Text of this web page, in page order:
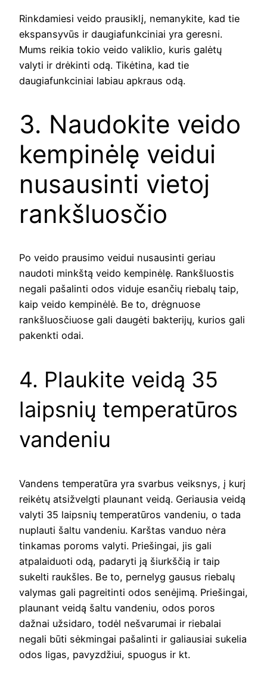
Rinkdamiesi veido prausiklį, nemanykite, kad tie
ekspansyvūs ir daugiafunkciniai yra geresni.
Mums reikia tokio veido valiklio, kuris galėtų
valyti ir drėkinti odą. Tikėtina, kad tie
daugiafunkciniai labiau apkraus odą.
3. Naudokite veido
kempinėlę veidui
nusausinti vietoj
rankšluosčio
Po veido prausimo veidui nusausinti geriau
naudoti minkštą veido kempinėlę. Rankšluostis
negali pašalinti odos viduje esančių riebalų taip,
kaip veido kempinėlė. Be to, drėgnuose
rankšluosčiuose gali daugėti bakterijų, kurios gali
pakenkti odai.
4. Plaukite veidą 35
laipsnių temperatūros
vandeniu
Vandens temperatūra yra svarbus veiksnys, į kurį
reikėtų atsižvelgti plaunant veidą. Geriausia veidą
valyti 35 laipsnių temperatūros vandeniu, o tada
nuplauti šaltu vandeniu. Karštas vanduo nėra
tinkamas poroms valyti. Priešingai, jis gali
atpalaiduoti odą, padaryti ją šiurkščią ir taip
sukelti raukšles. Be to, pernelyg gausus riebalų
valymas gali pagreitinti odos senėjimą. Priešingai,
plaunant veidą šaltu vandeniu, odos poros
dažnai užsidaro, todėl nešvarumai ir riebalai
negali būti sėkmingai pašalinti ir galiausiai sukelia
odos ligas, pavyzdžiui, spuogus ir kt.